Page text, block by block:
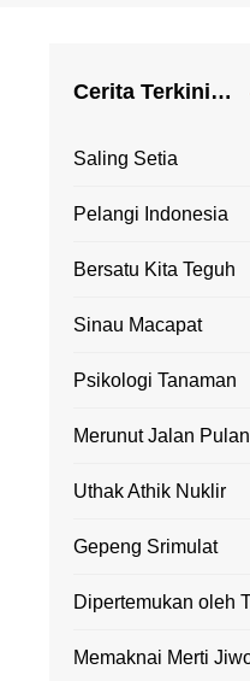
Cerita Terkini…
Saling Setia
Pelangi Indonesia
Bersatu Kita Teguh
Sinau Macapat
Psikologi Tanaman
Merunut Jalan
Uthak Athik Nuklir
Gepeng Srimulat
Dipertemukan oleh
Memaknai Merti